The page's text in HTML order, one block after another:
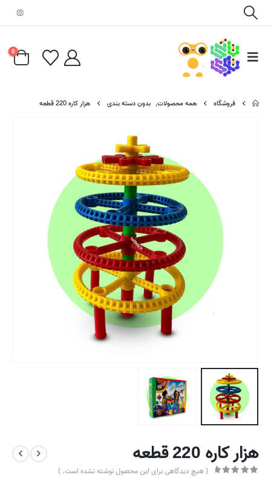
0
فروشگاه همه محصولات, بدون دسته بندی هزار کاره 220 قطعه
هزار کاره 220 قطعه
( هیچ دیدگاهی برای این محصول نوشته نشده است. )